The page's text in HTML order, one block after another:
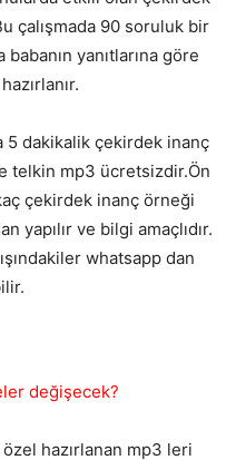
çalışmada 90 soruluk bir
yanıtlarına göre
5 dakikalik çekirdek inanç
telkin mp3 ücretsizdir.Ön
çekirdek inanç örneği
yapılır ve bilgi amaçlıdır.
whatsapp dan
değişecek?
hazırlanan mp3 leri